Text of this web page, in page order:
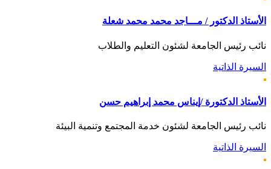
الأستاذ الدكتور / مـــاجد محمد محمد شعلة
نائب رئيس الجامعة لشئون التعليم والطلاب
السيرة الذاتية
الأستاذ الدكتورة /إيناس محمد إبراهيم حسن
نائب رئيس الجامعة لشئون خدمة المجتمع وتنمية البيئة
السيرة الذاتية